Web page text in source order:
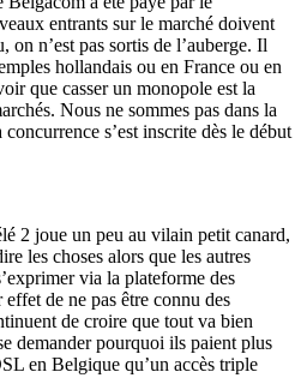
entrants sur le marché doivent
on n’est pas sortis de l’auberge. Il
hollandais ou en France ou en
que casser un monopole est la
Nous ne sommes pas dans la
s’est inscrite dès le début
2 joue un peu au vilain petit canard,
les choses alors que les autres
via la plateforme des
de ne pas être connu des
de croire que tout va bien
demander pourquoi ils paient plus
en Belgique qu’un accès triple